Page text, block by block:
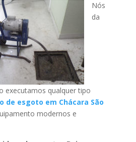
Nós
da
executamos qualquer tipo
de esgoto em Chácara São
modernos e